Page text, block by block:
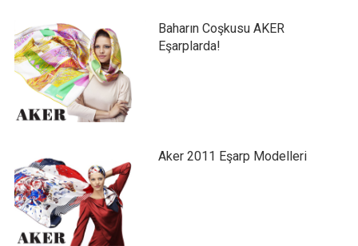
Baharın Coşkusu AKER
Eşarplarda!
Aker 2011 Eşarp Modelleri